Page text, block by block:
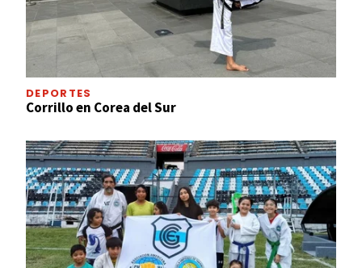
DEPORTES
Corrillo en Corea del Sur